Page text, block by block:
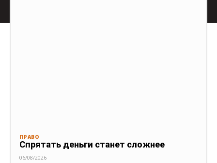
ПРАВО
Спрятать деньги станет сложнее
06/08/2026